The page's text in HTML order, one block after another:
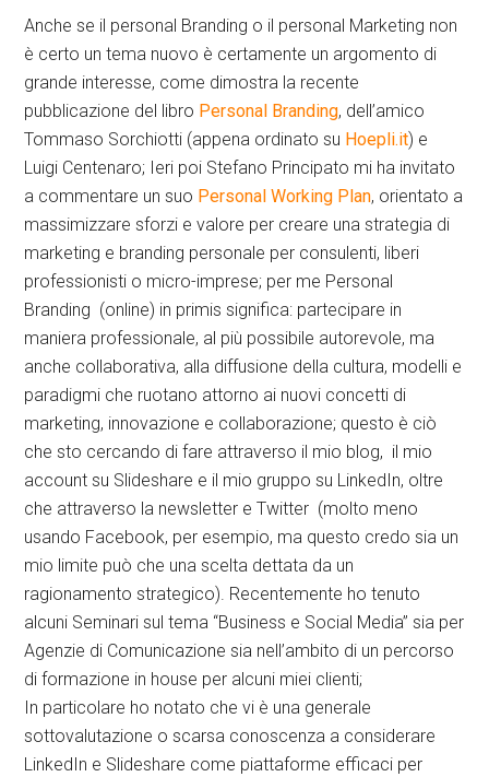
Anche se il personal Branding o il personal Marketing non
è certo un tema nuovo è certamente un argomento di
grande interesse, come dimostra la recente
pubblicazione del libro Personal Branding, dell’amico
Tommaso Sorchiotti (appena ordinato su Hoepli.it) e
Luigi Centenaro; Ieri poi Stefano Principato mi ha invitato
a commentare un suo Personal Working Plan, orientato a
massimizzare sforzi e valore per creare una strategia di
marketing e branding personale per consulenti, liberi
professionisti o micro-imprese; per me Personal
Branding (online) in primis significa: partecipare in
maniera professionale, al più possibile autorevole, ma
anche collaborativa, alla diffusione della cultura, modelli e
paradigmi che ruotano attorno ai nuovi concetti di
marketing, innovazione e collaborazione; questo è ciò
che sto cercando di fare attraverso il mio blog, il mio
account su Slideshare e il mio gruppo su LinkedIn, oltre
che attraverso la newsletter e Twitter (molto meno
usando Facebook, per esempio, ma questo credo sia un
mio limite può che una scelta dettata da un
ragionamento strategico). Recentemente ho tenuto
alcuni Seminari sul tema “Business e Social Media” sia per
Agenzie di Comunicazione sia nell’ambito di un percorso
di formazione in house per alcuni miei clienti;
In particolare ho notato che vi è una generale
sottovalutazione o scarsa conoscenza a considerare
LinkedIn e Slideshare come piattaforme efficaci per